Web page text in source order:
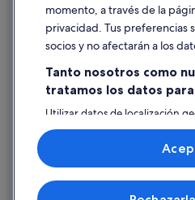
Cancelar un vuelo
Cancelar una reserva de hotel o de un
Utilizar un cupón de Expedia
Documentos para viajes
© 2026 Expedia, Inc., una empresa
momento, a través de la
privacidad. Tus preferencias
socios y no afectarán a los
Tanto nosotros como
tratamos los datos
Utilizar datos de localización
activamente las características
identificación. Almacenar la
y/o acceder a ella. Publicidad
medición de publicidad y
audiencia y desarrollo de